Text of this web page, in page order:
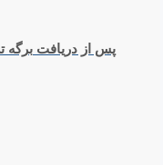
پس از دریافت برگه